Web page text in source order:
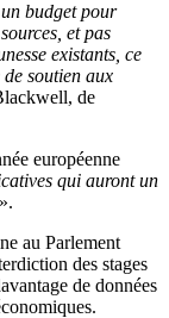
budget pour
et pas
existants, ce
soutien aux
de
européenne
qui auront un
».
au Parlement
des stages
de données